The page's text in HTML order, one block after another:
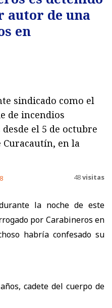
autor de una
en
sindicado como el
de incendios
el 5 de octubre
Curacautín, en la
48visitas
la noche de este
por Carabineros en
habría confesado su
cadete del cuerpo de